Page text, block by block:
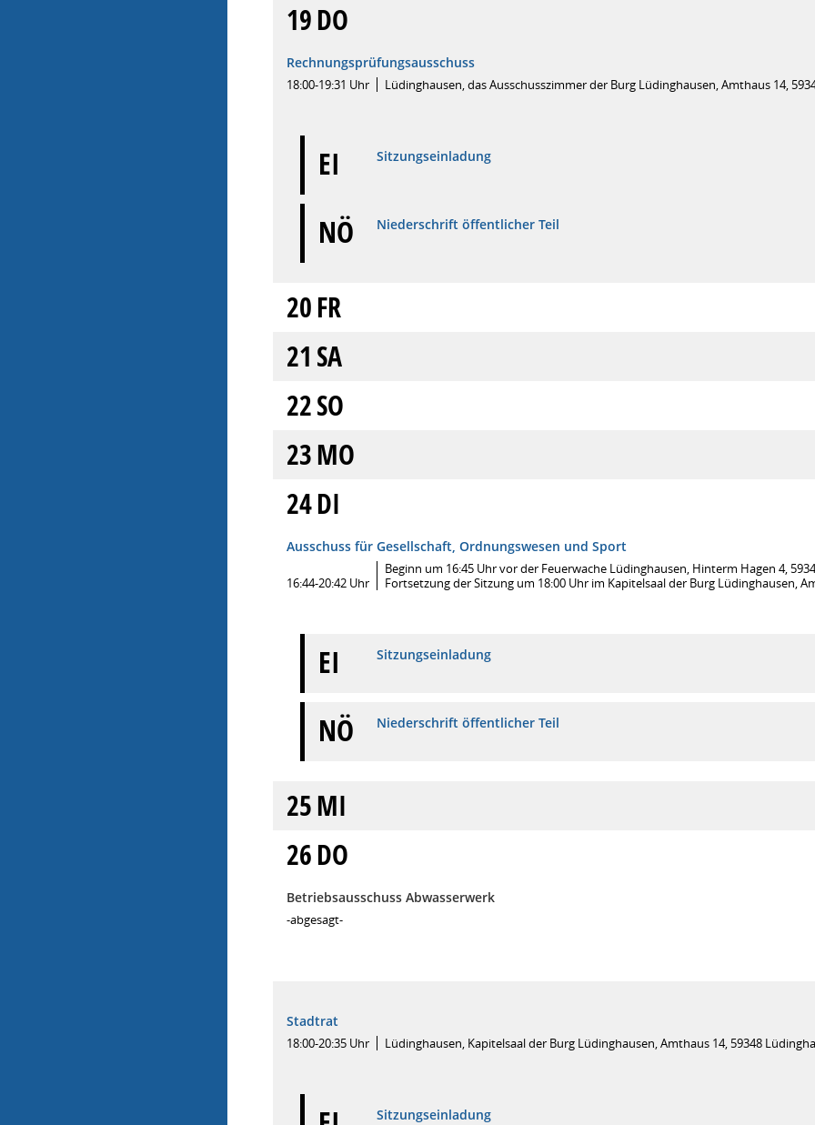
19DO
Rechnungsprüfungsausschuss
18:00-19:31 Uhr Lüdinghausen, das Ausschusszimmer der Burg Lüdinghausen, Amthaus 14,
EI Sitzungseinladung
NÖ Niederschrift öffentlicher Teil
20FR
21 SA
22SO
23MO
24DI
Ausschuss für Gesellschaft, Ordnungswesen und Sport
16:44-20:42 Uhr
Beginn um 16:45 Uhr vor der Feuerwache Lüdinghausen, Hinterm Hagen 4,
Fortsetzung der Sitzung um 18:00 Uhr im Kapitelsaal der Burg Lüdinghausen,
EI Sitzungseinladung
NÖ Niederschrift öffentlicher Teil
25MI
26DO
Betriebsausschuss Abwasserwerk
-abgesagt-
Stadtrat
18:00-20:35 Uhr Lüdinghausen, Kapitelsaal der Burg Lüdinghausen, Amthaus 14, 59348
Sitzungseinladung